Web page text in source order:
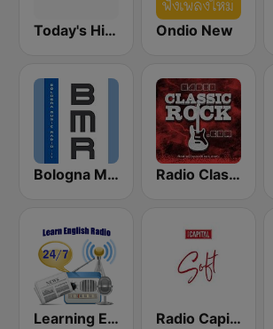
Today's Hits Radio Ondio New
Bologna Music Radio Radio Classic Rock
Learning English Radio Capital Soft